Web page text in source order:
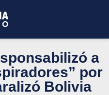
a
por
Bolivia